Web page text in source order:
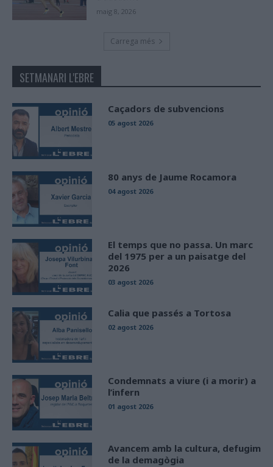
maig 8, 2026
Carrega més
SETMANARI L'EBRE
Caçadors de subvencions
05 agost 2026
80 anys de Jaume Rocamora
04 agost 2026
El temps que no passa. Un marc
del 1975 per a un paisatge del
2026
03 agost 2026
Calia que passés a Tortosa
02 agost 2026
Condemnats a viure (i a morir) a
l’infern
01 agost 2026
Avancem amb la cultura, defugim
de la demagògia